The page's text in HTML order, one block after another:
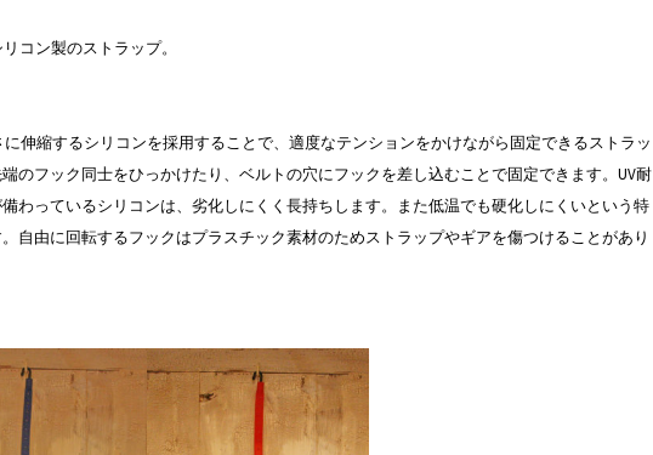
コン製のストラップ。
に伸縮するシリコンを採用することで、適度なテンションをかけながら固定できるストラッ
のフック同士をひっかけたり、ベルトの穴にフックを差し込むことで固定できます。UV耐
わっているシリコンは、劣化しにくく長持ちします。また低温でも硬化しにくいという特
自由に回転するフックはプラスチック素材のためストラップやギアを傷つけることがあり